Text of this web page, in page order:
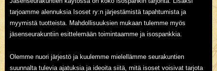
tarjoamme alennuksia Isoset ry:n järjestämistä tapahtumista ja
myymistä tuotteista. Mahdollisuuksien mukaan tulemme myös
jäsenseurakuntiin esittelemään toimintaamme ja isospankkia.
Olemme nuori järjestö ja kuulemme mielellämme seurakuntien
suunnalta tulevia ajatuksia ja ideoita siitä, mitä isoset voisivat tarjota